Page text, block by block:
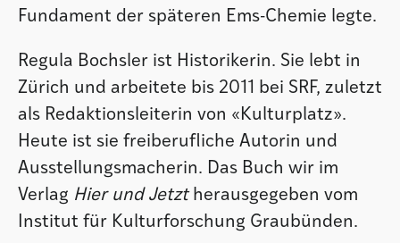
Fundament der späteren Ems-Chemie legte.
Regula Bochsler ist Historikerin. Sie lebt in
Zürich und arbeitete bis 2011 bei SRF, zuletzt
als Redaktionsleiterin von «Kulturplatz».
Heute ist sie freiberufliche Autorin und
Ausstellungsmacherin. Das Buch wir im
Verlag Hier und Jetzt herausgegeben vom
Institut für Kulturforschung Graubünden.